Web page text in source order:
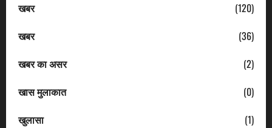
खबर
(120)
खबर
(36)
खबर का असर
(2)
खास मुलाकात
(0)
खुलासा
(1)